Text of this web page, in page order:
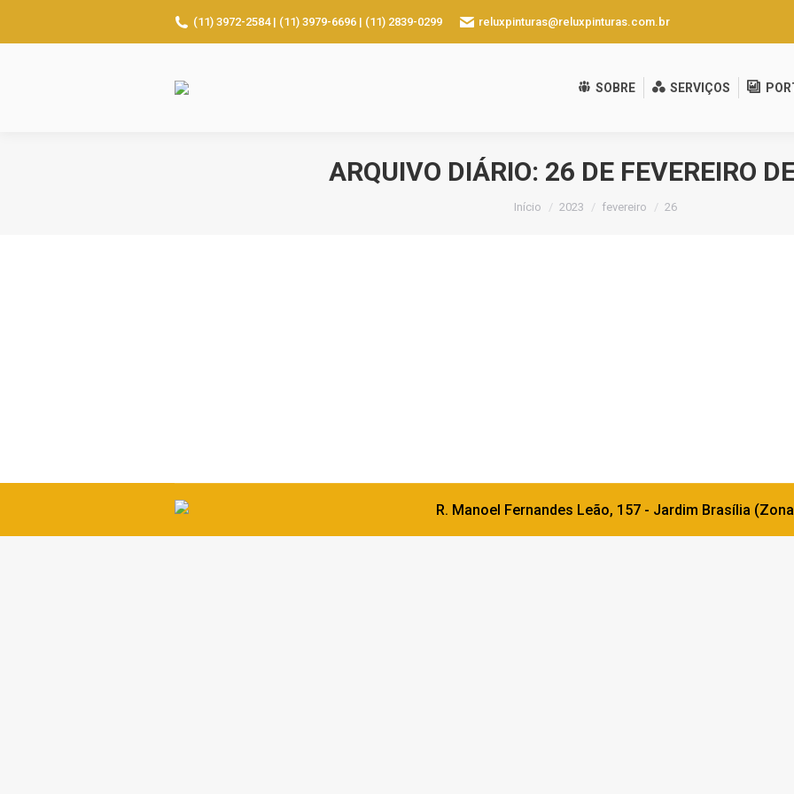
(11) 3972-2584 | (11) 3979-6696 | (11) 2839-0299 reluxpinturas@reluxpinturas.com.br
SOBRE SERVIÇOS
ARQUIVO DIÁRIO: 26 DE FEVEREIRO
Você está aqui:
Início 2023 fevereiro 26
R. Manoel Fernandes Leão, 157 - Jardim Brasília